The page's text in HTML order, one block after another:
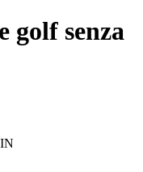
golf senza